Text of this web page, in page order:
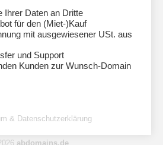
Ihrer Daten an Dritte
für den (Miet-)Kauf
mit ausgewiesener USt. aus
und Support
Kunden zur Wunsch-Domain
& Datenschutzerklärung
abdomains.de